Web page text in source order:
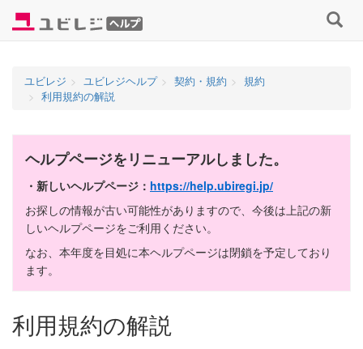
テ
検
索
ユビレジ ユビレジヘルプ 契約・規約
規約
利用規約の解説
ヘルプページをリニューアルしました。
・新しいヘルプページ： https://help.ubiregi.jp/
お探しの情報が古い可能性がありますので、今後は上記の新
しいヘルプページをご利用ください。
なお、本年度を目処に本ヘルプページは閉鎖を予定しており
ます。
利用規約の解説